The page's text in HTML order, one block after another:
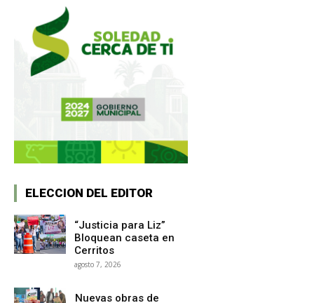
ELECCION DEL EDITOR
“Justicia para Liz”
Bloquean caseta en
Cerritos
agosto 7, 2026
Nuevas obras de